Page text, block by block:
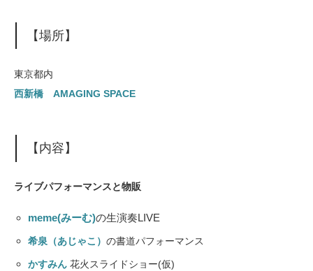
【場所】
東京都内
西新橋 AMAGING SPACE
【内容】
ライブパフォーマンスと物販
meme(みーむ)の生演奏LIVE
希泉（あじゃこ） の書道パフォーマンス
かすみん花火スライドショー(仮)